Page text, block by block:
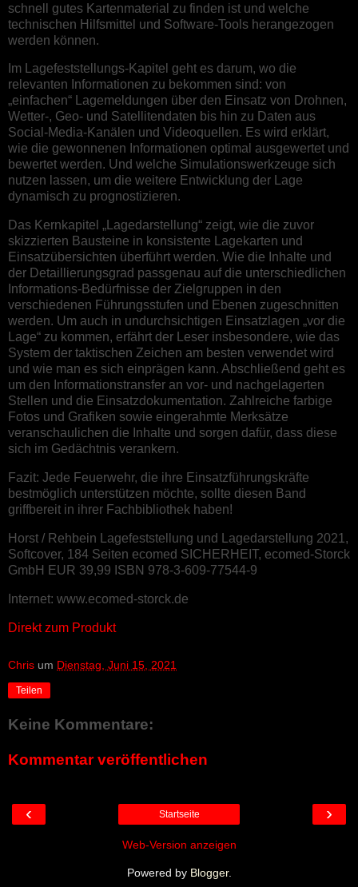
schnell gutes Kartenmaterial zu finden ist und welche
technischen Hilfsmittel und Software-Tools herangezogen
werden können.
Im Lagefeststellungs-Kapitel geht es darum, wo die
relevanten Informationen zu bekommen sind: von
„einfachen“ Lagemeldungen über den Einsatz von Drohnen,
Wetter-, Geo- und Satellitendaten bis hin zu Daten aus
Social-Media-Kanälen und Videoquellen. Es wird erklärt,
wie die gewonnenen Informationen optimal ausgewertet und
bewertet werden. Und welche Simulationswerkzeuge sich
nutzen lassen, um die weitere Entwicklung der Lage
dynamisch zu prognostizieren.
Das Kernkapitel „Lagedarstellung“ zeigt, wie die zuvor
skizzierten Bausteine in konsistente Lagekarten und
Einsatzübersichten überführt werden. Wie die Inhalte und
der Detaillierungsgrad passgenau auf die unterschiedlichen
Informations-Bedürfnisse der Zielgruppen in den
verschiedenen Führungsstufen und Ebenen zugeschnitten
werden. Um auch in undurchsichtigen Einsatzlagen „vor die
Lage“ zu kommen, erfährt der Leser insbesondere, wie das
System der taktischen Zeichen am besten verwendet wird
und wie man es sich einprägen kann. Abschließend geht es
um den Informationstransfer an vor- und nachgelagerten
Stellen und die Einsatzdokumentation. Zahlreiche farbige
Fotos und Grafiken sowie eingerahmte Merksätze
veranschaulichen die Inhalte und sorgen dafür, dass diese
sich im Gedächtnis verankern.
Fazit: Jede Feuerwehr, die ihre Einsatzführungskräfte
bestmöglich unterstützen möchte, sollte diesen Band
griffbereit in ihrer Fachbibliothek haben!
Horst / Rehbein Lagefeststellung und Lagedarstellung 2021,
Softcover, 184 Seiten ecomed SICHERHEIT, ecomed-Storck
GmbH EUR 39,99 ISBN 978-3-609-77544-9
Internet: www.ecomed-storck.de
Direkt zum Produkt
Chris um Dienstag, Juni 15, 2021
Teilen
Keine Kommentare:
Kommentar veröffentlichen
‹ ›
Startseite
Web-Version anzeigen
Powered by Blogger.